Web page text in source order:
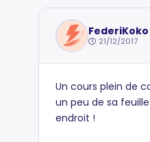
FederiKoko
21/12/2017
Un cours plein de
un peu de sa
endroit !